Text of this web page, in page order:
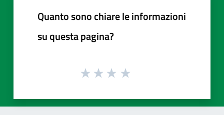
Quanto sono chiare le informazioni
su questa pagina?